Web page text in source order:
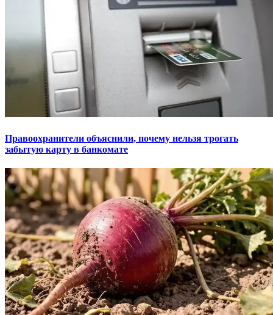
Правоохранители объяснили, почему нельзя трогать
забытую карту в банкомате